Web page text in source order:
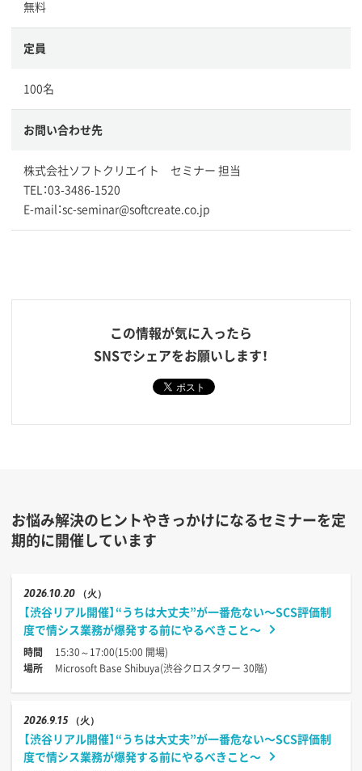
無料
定員
100名
お問い合わせ先
株式会社ソフトクリエイト セミナー 担当
TEL：03-3486-1520
E-mail：sc-seminar@softcreate.co.jp
この情報が気に入ったら
SNSでシェアをお願いします！
お悩み解決のヒントやきっかけになるセミナーを定
期的に開催しています
202610.20 （火）
【渋谷リアル開催】“うちは大丈夫”が一番危ない〜SCS評価制
度で情シス業務が爆発する前にやるべきこと〜
時間
15:30～17:00(15:00 開場)
場所
Microsoft Base Shibuya(渋谷クロスタワー 30階)
20269.15 （火）
【渋谷リアル開催】“うちは大丈夫”が一番危ない〜SCS評価制
度で情シス業務が爆発する前にやるべきこと〜